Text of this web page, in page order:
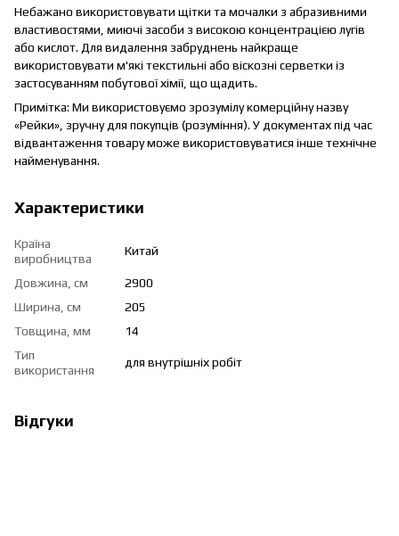
Небажано використовувати щітки та мочалки з абразивними
властивостями, миючі засоби з високою концентрацією лугів
або кислот. Для видалення забруднень найкраще
використовувати м'які текстильні або віскозні серветки із
застосуванням побутової хімії, що щадить.
Примітка: Ми використовуємо зрозумілу комерційну назву
«Рейки», зручну для покупців (розуміння). У документах під час
відвантаження товару може використовуватися інше технічне
найменування.
Характеристики
Країна
виробництва
Китай
Довжина, см
2900
Ширина, см
205
Товщина, мм
14
Тип
використання
для внутрішніх робіт
Відгуки